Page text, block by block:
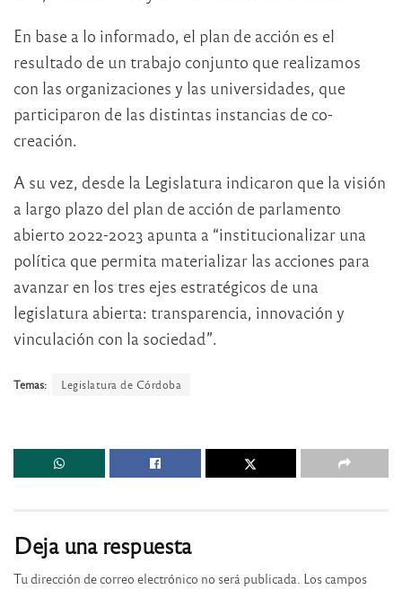
En base a lo informado, el plan de acción es el
resultado de un trabajo conjunto que realizamos
con las organizaciones y las universidades, que
participaron de las distintas instancias de co-
creación.
A su vez, desde la Legislatura indicaron que la visión
a largo plazo del plan de acción de parlamento
abierto 2022-2023 apunta a “institucionalizar una
política que permita materializar las acciones para
avanzar en los tres ejes estratégicos de una
legislatura abierta: transparencia, innovación y
vinculación con la sociedad”.
Temas: Legislatura de Córdoba
Deja una respuesta
Tu dirección de correo electrónico no será publicada. Los campos